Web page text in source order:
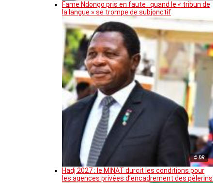
Fame Ndongo pris en faute : quand le « tribun de
la langue » se trompe de subjonctif
© DR
Hadj 2027 : le MINAT durcit les conditions pour
les agences privées d’encadrement des pèlerins